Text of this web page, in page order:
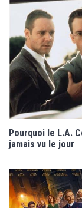
Pourquoi le L.A.
jamais vu le jour